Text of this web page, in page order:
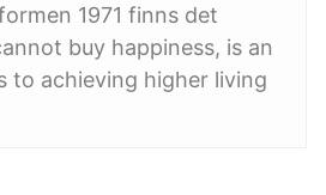
1971 finns det
buy happiness, is an
to achieving higher living